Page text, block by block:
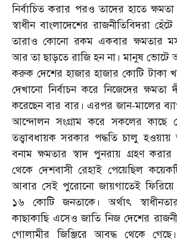
নির্বাচিত করার পরও তাদের হাতে
স্বাধীন বাংলাদেশের রাজনীতিবিদরা
তারাও কোনো রকম একবার ক্ষমতার
আর তা ছাড়তে রাজি হন না। মানুষ ভোটে
করুক দেশের হাজার হাজার কোটি টাকা
দেখানো নির্বাচন করে নিজেদের ক্ষমতা
করেছেন বার বার। এরপর জান-মালের
আন্দোলন সংগ্রাম করে সকলের কাছে
তত্ত্বাবধায়ক সরকার পদ্ধতি চালু
বনাম ক্ষমতার স্বাদ পুনরায় গ্রহণ
থেকে দেশবাসী রেহাই পেয়েছিল
আবার সেই পুরোনো জায়গাতেই ফিরিয়ে
১৬ কোটি জনতাকে। অর্থাৎ
কাছাকাছি এসেও জাতি নিজ দেশের
গোলামীর জিঞ্জিরে আবদ্ধ থেকে